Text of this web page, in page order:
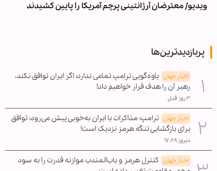
ویدیو/ معترضان آرژانتینی پرچم آمریکا را پایین کشیدند
پربازدیدترین‌ها
اخبار جهان یاوه‌گویی ترامپ تمامی ندارد؛ اگر ایران توافق نکند،
رهبر آن را هدف قرار خواهیم داد!
۳ روز قبل
اخبار جهان ترامپ: مذاکرات با ایران به‌خوبی پیش می‌رود؛ توافق
برای بازگشایی تنگه هرمز نزدیک است!
دیروز ۱۷:۲۸
اخبار جهان کنترل هرمز و باب‌المندب موازنه قدرت را به سود